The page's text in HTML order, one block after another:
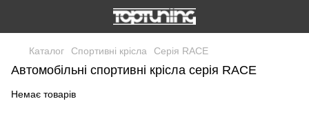
Каталог Спортивні крісла Серія RACE
Автомобільні спортивні крісла серія RACE
Немає товарів